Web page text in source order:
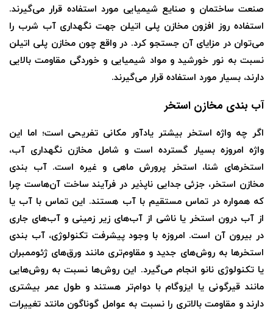
صنعت ساختمان و صنایع شیمیایی مورد استفاده قرار می‌گیرند.
استفاده روز افزون مخازن پلی اتیلن جهت نگهداری آب شرب را
می‌توان در مزایای آن جستجو کرد. در واقع چون مخازن پلی اتیلن
نسبت به نور خورشید و مواد شیمیایی و خوردگی مقاومت بالایی
دارند، بسیار مورد استفاده قرار می‌گیرند.
آب بندی مخازن استخر
اگر چه واژه استخر بیشتر یادآور مکانی تفریحی است؛ اما این
واژه امروزه بسیار گسترده است و شامل مخازن نگهداری آب،
استخرهای شنا، استخر پرورش ماهی و غیره است. آب بندی
مخازن استخر، جزئی جدایی ناپذیر در فرآیند ساخت آن‌هاست چرا
که همواره در تماس مستقیم با آب هستند. این تماس با آب یا
از آب درون استخر یا ناشی از آب‌های زیر زمینی و آب‌های جاری
در بیرون آن است. امروزه با وجود پیشرفت تکنولوژی، آب بندی
استخرها به روش‌های جدید و مقاوم‌تری مانند ورق‌های ژئوممبران
یا تکنولوژی نانو انجام می‌گیرد. این روش‌ها نسبت به روش‌هایی
مانند قیرگونی یا ایزوگام با دوام‌تر هستند و طول عمر بیشتری
دارند و مقاومت بالاتری را نسبت به عوامل گوناگون مانتد تغییرات